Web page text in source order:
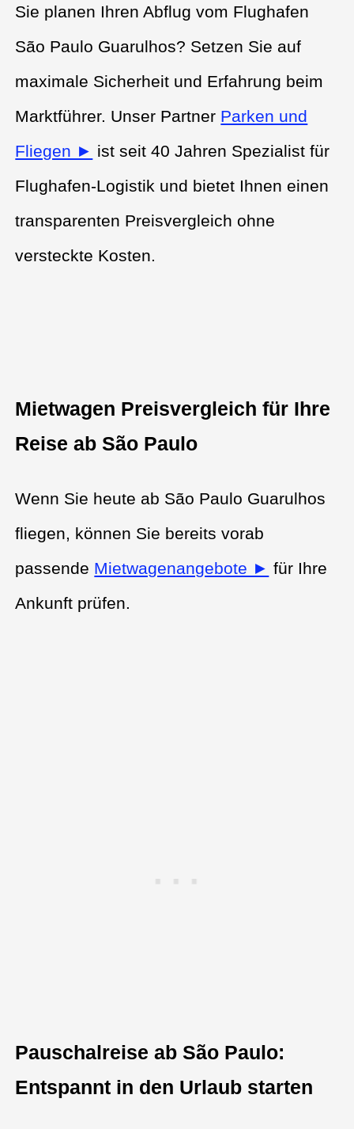
Sie planen Ihren Abflug vom Flughafen
São Paulo Guarulhos? Setzen Sie auf
maximale Sicherheit und Erfahrung beim
Marktführer. Unser Partner Parken und
Fliegen ► ist seit 40 Jahren Spezialist für
Flughafen-Logistik und bietet Ihnen einen
transparenten Preisvergleich ohne
versteckte Kosten.
Mietwagen Preisvergleich für Ihre
Reise ab São Paulo
Wenn Sie heute ab São Paulo Guarulhos
fliegen, können Sie bereits vorab
passende Mietwagenangebote ► für Ihre
Ankunft prüfen.
Pauschalreise ab São Paulo:
Entspannt in den Urlaub starten